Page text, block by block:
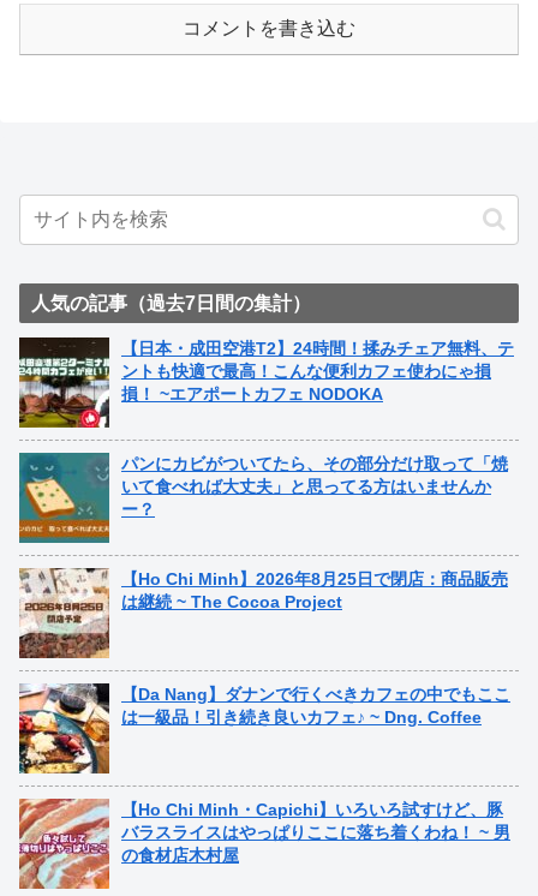
コメントを書き込む
人気の記事（過去7日間の集計）
【日本・成田空港T2】24時間！揉みチェア無料、テ
ントも快適で最高！こんな便利カフェ使わにゃ損
損！ ~エアポートカフェ NODOKA
パンにカビがついてたら、その部分だけ取って「焼
いて食べれば大丈夫」と思ってる方はいませんか
ー？
【Ho Chi Minh】2026年8月25日で閉店：商品販売
は継続 ~ The Cocoa Project
【Da Nang】ダナンで行くべきカフェの中でもここ
は一級品！引き続き良いカフェ♪ ~ Dng. Coffee
【Ho Chi Minh・Capichi】いろいろ試すけど、豚
バラスライスはやっぱりここに落ち着くわね！ ~ 男
の食材店木村屋